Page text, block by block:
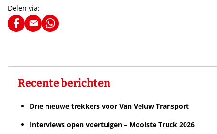
Delen via:
Recente berichten
Drie nieuwe trekkers voor Van Veluw Transport
Interviews open voertuigen – Mooiste Truck 2026